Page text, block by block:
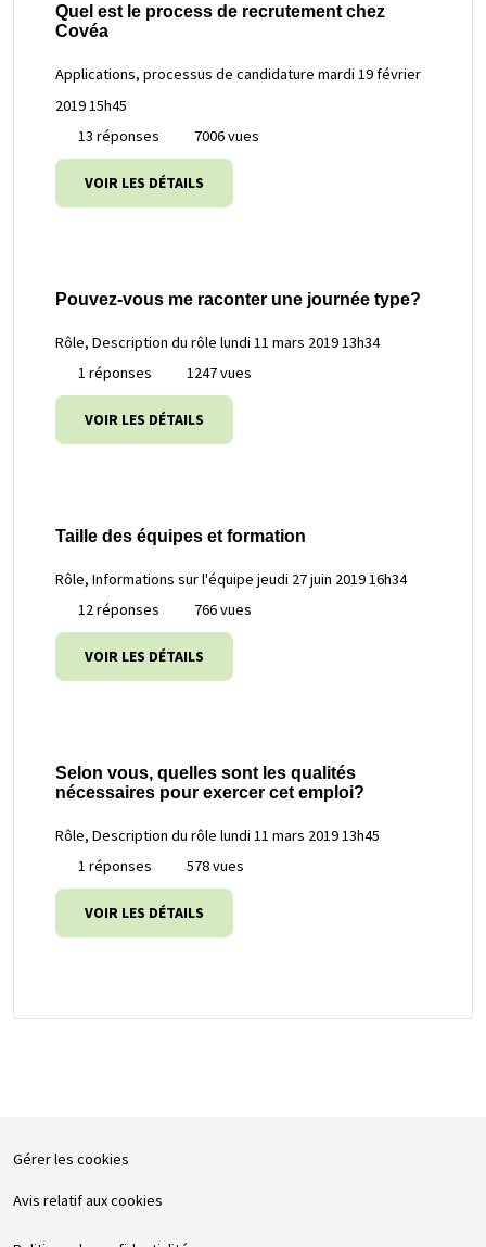
Quel est le process de recrutement chez
Covéa
Applications, processus de candidature mardi 19 février
2019 15h45
13 réponses
7006 vues
VOIR LES DÉTAILS
Pouvez-vous me raconter une journée type?
Rôle, Description du rôle lundi 11 mars 2019 13h34
1 réponses
1247 vues
VOIR LES DÉTAILS
Taille des équipes et formation
Rôle, Informations sur l'équipe jeudi 27 juin 2019 16h34
12 réponses
766 vues
VOIR LES DÉTAILS
Selon vous, quelles sont les qualités
nécessaires pour exercer cet emploi?
Rôle, Description du rôle lundi 11 mars 2019 13h45
1 réponses
578 vues
VOIR LES DÉTAILS
Gérer les cookies
Avis relatif aux cookies